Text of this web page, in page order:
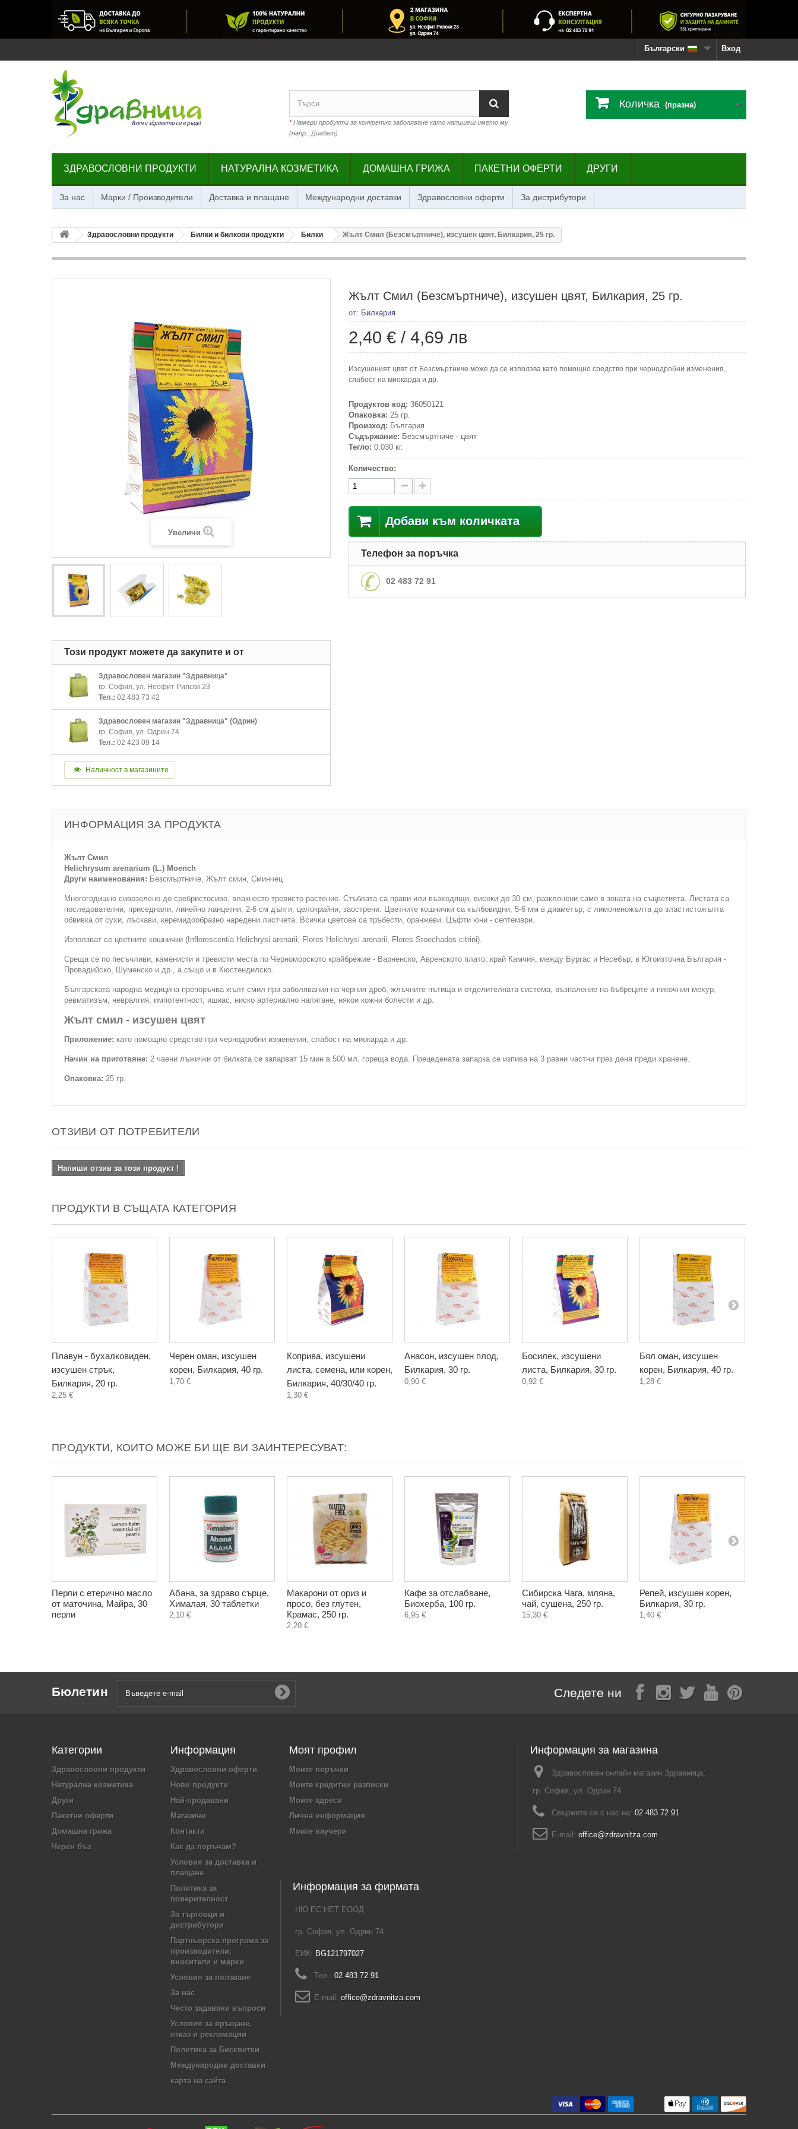
Вход
Български
*Намери продукти за конкретно заболяване като напишеш името му
(напр.: Диабет)
Количка (празна)
ЗДРАВОСЛОВНИ ПРОДУКТИ НАТУРАЛНА КОЗМЕТИКА ДОМАШНА ГРИЖА ПАКЕТНИ ОФЕРТИ ДРУГИ
За нас Марки / Производители Доставка и плащане Международни доставки Здравословни оферти За дистрибутори
Здравословни продукти Билки и билкови продукти Билки Жълт Смил (Безсмъртниче), изсушен цвят, Билкария, 25 гр.
Увеличи
Този продукт можете да закупите и от
Здравословен магазин "Здравница"
гр. София, ул. Неофит Рилски 23
Тел.: 02 483 73 42
Здравословен магазин "Здравница" (Одрин)
гр. София, ул. Одрин 74
Тел.: 02 423 09 14
Наличност в магазините
Жълт Смил (Безсмъртниче), изсушен цвят, Билкария, 25 гр.
от: Билкария
2,40 € / 4,69 лв
Изсушеният цвят от Безсмъртниче може да се използва като помощно средство при чернодробни изменения,
слабост на миокарда и др.
Продуктов код: 36050121
Опаковка: 25 гр.
Произход: България
Съдържание: Безсмъртниче - цвят
Тегло: 0.030 кг.
Количество:
Добави към количката
Телефон за поръчка
02 483 72 91
ИНФОРМАЦИЯ ЗА ПРОДУКТА
Жълт Смил
Helichrysum arenarium (L.) Moench
Други наименования: Безсмъртниче, Жълт смин, Сминчец
Многогодишно сивозелено до сребристосиво, влакнесто тревисто растение. Стъблата са прави или възходящи, високи до 30 см, разклонени само в зоната на съцветията. Листата са
последователни, приседнали, линейно ланцетни, 2-6 см дълги, целокрайни, заострени. Цветните кошнички са кълбовидни, 5-6 мм в диаметър, с лимоненожълта до зластистожълта
обвивка от сухи, лъскави, керемидообразно наредени листчета. Всички цветове са тръбести, оранжеви. Цъфти юни - септември.
Използват се цветните кошнички (Inflorescentia Helichrysi arenarii, Flores Helichrysi arenarii, Flores Stoechados citrini).
Среща се по песъчливи, каменисти и тревисти места по Черноморското крайбрежие - Варненско, Авренското плато, край Камчия, между Бургас и Несебър; в Югоизточна България -
Провадийско, Шуменско и др., а също и в Кюстендилско.
Българската народна медицина препоръчва жълт смил при заболявания на черния дроб, жлъчните пътища и отделителната система, възпаление на бъбреците и пикочния мехур,
ревматизъм, невралгия, импотентност, ишиас, ниско артериално налягане, някои кожни болести и др.
Жълт смил - изсушен цвят
Приложение: като помощно средство при чернодробни изменения, слабост на миокарда и др.
Начин на приготвяне: 2 чаени лъжички от билката се запарват 15 мин в 500 мл. гореща вода. Прецедената запарка се изпива на 3 равни частни през деня преди хранене.
Опаковка: 25 гр.
ОТЗИВИ ОТ ПОТРЕБИТЕЛИ
Напиши отзив за този продукт !
ПРОДУКТИ В СЪЩАТА КАТЕГОРИЯ
Плавун - бухалковиден,
изсушен стрък,
Билкария, 20 гр.
2,25 €
Черен оман, изсушен
корен, Билкария, 40 гр.
1,70 €
Коприва, изсушени
листа, семена, или корен,
Билкария, 40/30/40 гр.
1,30 €
Анасон, изсушен плод,
Билкария, 30 гр.
0,90 €
Босилек, изсушени
листа, Билкария, 30 гр.
0,92 €
Бял оман, изсушен
корен, Билкария, 40 гр.
1,28 €
ПРОДУКТИ, КОИТО МОЖЕ БИ ЩЕ ВИ ЗАИНТЕРЕСУВАТ:
Перли с етерично масло
от маточина, Майра, 30
перли
Абана, за здраво сърце,
Хималая, 30 таблетки
2,10 €
Макарони от ориз и
просо, без глутен,
Крамас, 250 гр.
2,20 €
Кафе за отслабване,
Биохерба, 100 гр.
6,95 €
Сибирска Чага, мляна,
чай, сушена, 250 гр.
15,30 €
Репей, изсушен корен,
Билкария, 30 гр.
1,40 €
Бюлетин Следете ни
Категории
Здравословни продукти
Натурална козметика
Други
Пакетни оферти
Домашна грижа
Черен бъз
Информация
Здравословни оферти
Нови продукти
Най-продавани
Магазини
Контакти
Как да поръчам?
Условия за доставка и
плащане
Политика за
поверителност
За търговци и
дистрибутори
Партньорска програма за
производители,
вносители и марки
Условия за ползване
За нас
Често задавани въпроси
Условия за връщане,
отказ и рекламации
Политика за Бисквитки
Международни доставки
карта на сайта
Моят профил
Моите поръчки
Моите кредитни разписки
Моите адреси
Лична информация
Моите ваучери
Информация за магазина
Здравословен онлайн магазин Здравница,
гр. София, ул. Одрин 74
Свържете се с нас на: 02 483 72 91
E-mail: office@zdravnitza.com
Информация за фирмата
НЮ ЕС НЕТ ЕООД
гр. София, ул. Одрин 74
ЕИК: BG121797027
Тел.: 02 483 72 91
E-mail: office@zdravnitza.com